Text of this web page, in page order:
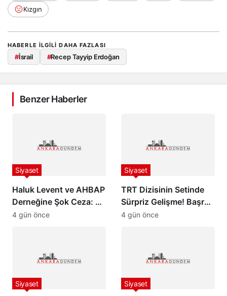
Kızgın
HABERLE ILGILI DAHA FAZLASI
#İsrail #Recep Tayyip Erdoğan
Benzer Haberler
Haluk Levent ve AHBAP
Derneğine Şok Ceza: 70
Milyon TL İdari Para
Siyaset
4 gün önce
TRT Dizisinin Setinde
Sürpriz Gelişme! Başrol
Oyuncusu Gözaltına
Siyaset
4 gün önce
Siyaset Siyaset